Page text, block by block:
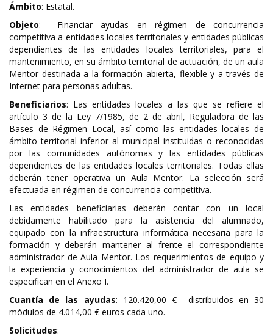
Ámbito: Estatal.
Objeto: Financiar ayudas en régimen de concurrencia
competitiva a entidades locales territoriales y entidades públicas
dependientes de las entidades locales territoriales, para el
mantenimiento, en su ámbito territorial de actuación, de un aula
Mentor destinada a la formación abierta, flexible y a través de
Internet para personas adultas.
Beneficiarios: Las entidades locales a las que se refiere el
artículo 3 de la Ley 7/1985, de 2 de abril, Reguladora de las
Bases de Régimen Local, así como las entidades locales de
ámbito territorial inferior al municipal instituidas o reconocidas
por las comunidades autónomas y las entidades públicas
dependientes de las entidades locales territoriales. Todas ellas
deberán tener operativa un Aula Mentor. La selección será
efectuada en régimen de concurrencia competitiva.
Las entidades beneficiarias deberán contar con un local
debidamente habilitado para la asistencia del alumnado,
equipado con la infraestructura informática necesaria para la
formación y deberán mantener al frente el correspondiente
administrador de Aula Mentor. Los requerimientos de equipo y
la experiencia y conocimientos del administrador de aula se
especifican en el Anexo I.
Cuantía de las ayudas: 120.420,00 € distribuidos en 30
módulos de 4.014,00 € euros cada uno.
Solicitudes: